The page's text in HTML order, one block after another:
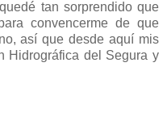
tan sorprendido que
convencerme de que
así que desde aquí mis
Hidrográfica del Segura y